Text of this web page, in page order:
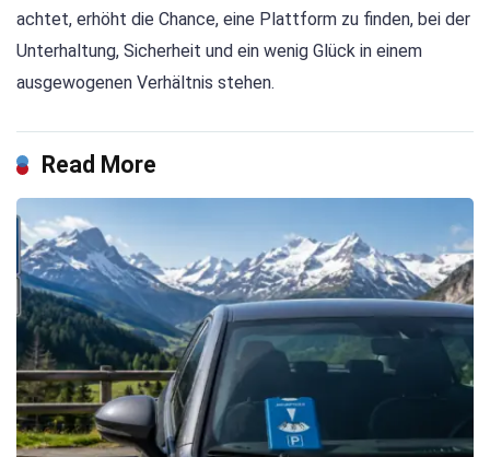
achtet, erhöht die Chance, eine Plattform zu finden, bei der
Unterhaltung, Sicherheit und ein wenig Glück in einem
ausgewogenen Verhältnis stehen.
Read More